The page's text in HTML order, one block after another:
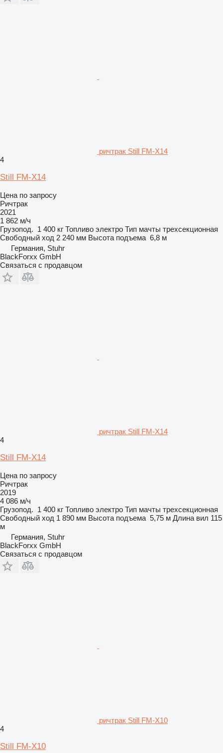
ричтрак Still FM-X14
4
Still FM-X14
Цена по запросу
Ричтрак
2021
1 862 м/ч
Грузопод. 1 400 кг Топливо электро Тип мачты трехсекционная
Свободный ход 2 240 мм Высота подъема 6,8 м
Германия, Stuhr
BlackForxx GmbH
Связаться с продавцом
ричтрак Still FM-X14
4
Still FM-X14
Цена по запросу
Ричтрак
2019
4 086 м/ч
Грузопод. 1 400 кг Топливо электро Тип мачты трехсекционная
Свободный ход 1 890 мм Высота подъема 5,75 м Длина вил 115
м
Германия, Stuhr
BlackForxx GmbH
Связаться с продавцом
ричтрак Still FM-X10
4
Still FM-X10